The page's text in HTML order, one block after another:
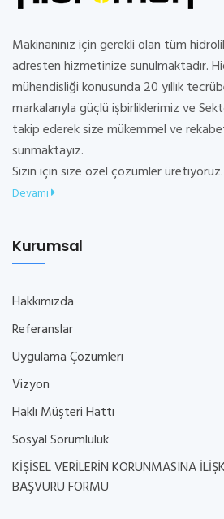
Makinanınız için gerekli olan tüm
adresten hizmetinize sunulmaktadır.
mühendisliği konusunda 20 yıllık
markalarıyla güçlü işbirliklerimiz ve
takip ederek size mükemmel ve
sunmaktayız.
Sizin için size özel çözümler üretiyoruz.
Devamı
Kurumsal
Hakkımızda
Referanslar
Uygulama Çözümleri
Vizyon
Haklı Müşteri Hattı
Sosyal Sorumluluk
KİŞİSEL VERİLERİN KORUNMASINA
BAŞVURU FORMU